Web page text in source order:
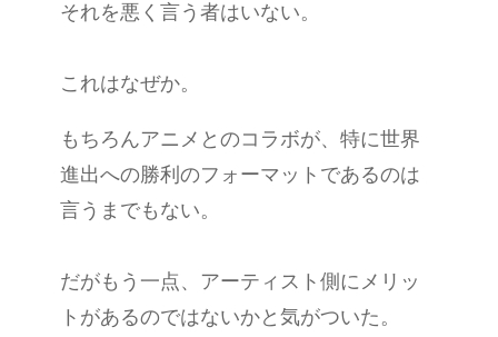
それを悪く言う者はいない。
これはなぜか。
もちろんアニメとのコラボが、特に世界
進出への勝利のフォーマットであるのは
言うまでもない。
だがもう一点、アーティスト側にメリッ
トがあるのではないかと気がついた。